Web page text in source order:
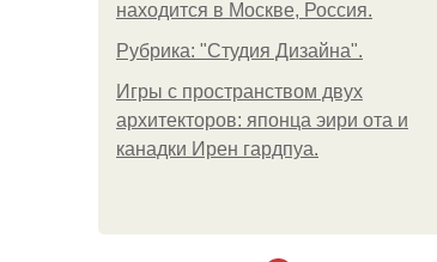
находится в Москве, Россия.
Рубрика: "Студия Дизайна".
Игры с пространством двух
архитекторов: японца эири ота и
канадки Ирен гардпуа.